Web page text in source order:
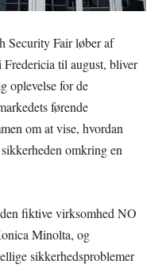
Security Fair løber af
til august, bliver
oplevelse for de
førende
om at vise, hvordan
omkring en
fiktive virksomhed NO
Minolta, og
sikkerhedsproblemer